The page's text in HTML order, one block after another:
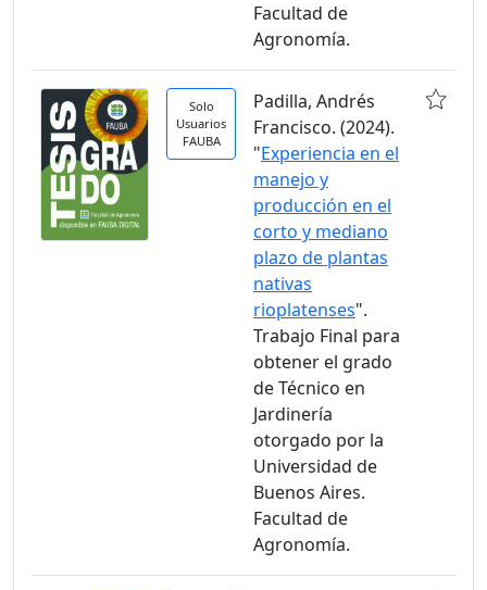
Facultad de
Agronomía.
Solo
Usuarios
FAUBA
Padilla, Andrés
Francisco. (2024).
"Experiencia en el
manejo y
producción en el
corto y mediano
plazo de plantas
nativas
rioplatenses".
Trabajo Final para
obtener el grado
de Técnico en
Jardinería
otorgado por la
Universidad de
Buenos Aires.
Facultad de
Agronomía.